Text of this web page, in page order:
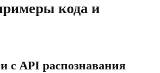
кода и
с API распознавания